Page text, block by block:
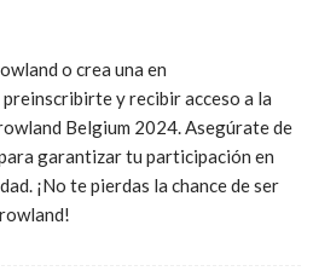
o crea una en
y recibir acceso a la
Belgium 2024. Asegúrate de
garantizar tu participación en
¡No te pierdas la chance de ser